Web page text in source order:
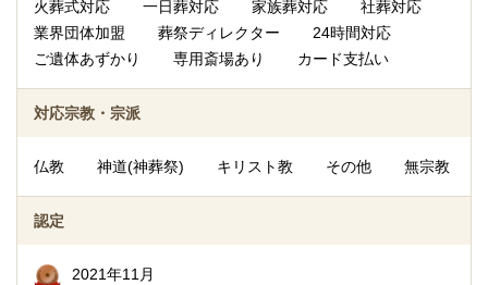
葬儀のことなら何でもお任せください
場、霊柩車などの手配をはじめ、必要な葬具（祭壇、棺、ドライ
アイス）などを、ご希望にあわせてご用意いたします。また、市
区役所への死亡届なども代行できます。まずはお電話ください。
火葬式対応 一日葬対応 家族葬対応
社葬対応
業界団体加盟
葬祭ディレクター
24時間対応
ご遺体あずかり
専用斎場あり カード支払い
対応宗教・宗派
仏教 神道(神葬祭) キリスト教 その他 無宗教
認定
2021年11月